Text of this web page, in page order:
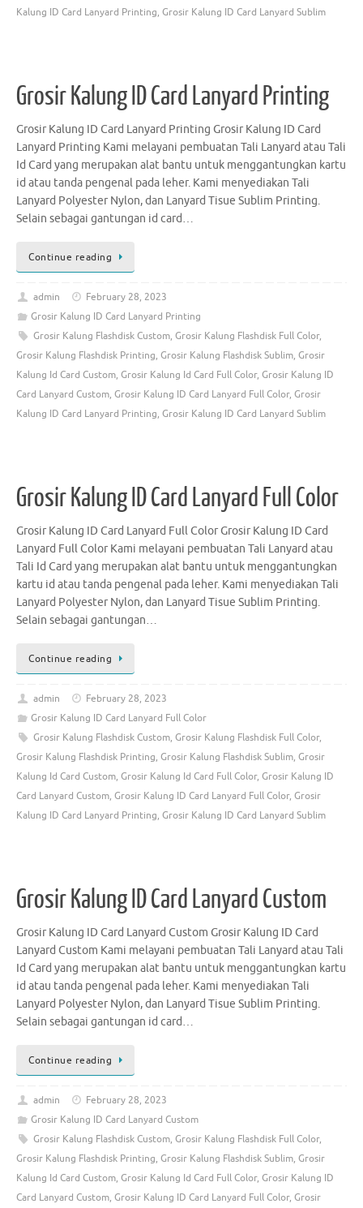
Kalung ID Card Lanyard Printing, Grosir Kalung ID Card Lanyard Sublim
Grosir Kalung ID Card Lanyard Printing
Grosir Kalung ID Card Lanyard Printing Grosir Kalung ID Card
Lanyard Printing Kami melayani pembuatan Tali Lanyard atau Tali
Id Card yang merupakan alat bantu untuk menggantungkan kartu
id atau tanda pengenal pada leher. Kami menyediakan Tali
Lanyard Polyester Nylon, dan Lanyard Tisue Sublim Printing.
Selain sebagai gantungan id card…
Continue reading
admin
February 28, 2023
Grosir Kalung ID Card Lanyard Printing
Grosir Kalung Flashdisk Custom, Grosir Kalung Flashdisk Full Color,
Grosir Kalung Flashdisk Printing, Grosir Kalung Flashdisk Sublim, Grosir
Kalung Id Card Custom, Grosir Kalung Id Card Full Color, Grosir Kalung ID
Card Lanyard Custom, Grosir Kalung ID Card Lanyard Full Color, Grosir
Kalung ID Card Lanyard Printing, Grosir Kalung ID Card Lanyard Sublim
Grosir Kalung ID Card Lanyard Full Color
Grosir Kalung ID Card Lanyard Full Color Grosir Kalung ID Card
Lanyard Full Color Kami melayani pembuatan Tali Lanyard atau
Tali Id Card yang merupakan alat bantu untuk menggantungkan
kartu id atau tanda pengenal pada leher. Kami menyediakan Tali
Lanyard Polyester Nylon, dan Lanyard Tisue Sublim Printing.
Selain sebagai gantungan…
Continue reading
admin
February 28, 2023
Grosir Kalung ID Card Lanyard Full Color
Grosir Kalung Flashdisk Custom, Grosir Kalung Flashdisk Full Color,
Grosir Kalung Flashdisk Printing, Grosir Kalung Flashdisk Sublim, Grosir
Kalung Id Card Custom, Grosir Kalung Id Card Full Color, Grosir Kalung ID
Card Lanyard Custom, Grosir Kalung ID Card Lanyard Full Color, Grosir
Kalung ID Card Lanyard Printing, Grosir Kalung ID Card Lanyard Sublim
Grosir Kalung ID Card Lanyard Custom
Grosir Kalung ID Card Lanyard Custom Grosir Kalung ID Card
Lanyard Custom Kami melayani pembuatan Tali Lanyard atau Tali
Id Card yang merupakan alat bantu untuk menggantungkan kartu
id atau tanda pengenal pada leher. Kami menyediakan Tali
Lanyard Polyester Nylon, dan Lanyard Tisue Sublim Printing.
Selain sebagai gantungan id card…
Continue reading
admin
February 28, 2023
Grosir Kalung ID Card Lanyard Custom
Grosir Kalung Flashdisk Custom, Grosir Kalung Flashdisk Full Color,
Grosir Kalung Flashdisk Printing, Grosir Kalung Flashdisk Sublim, Grosir
Kalung Id Card Custom, Grosir Kalung Id Card Full Color, Grosir Kalung ID
Card Lanyard Custom, Grosir Kalung ID Card Lanyard Full Color, Grosir